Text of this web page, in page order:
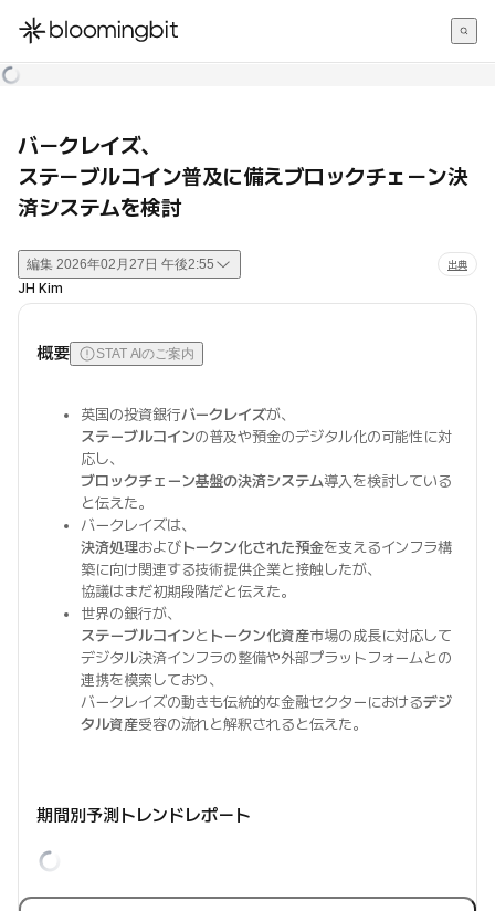
한국어
バークレイズ、
ステーブルコイン普及に備えブロックチェーン決
済システムを検討
編集 2026年02月27日 午後2:55 出典
JH Kim
概要 STAT AIのご案内
英国の投資銀行バークレイズが、
ステーブルコインの普及や預金のデジタル化の可能性に対
応し、
ブロックチェーン基盤の決済システム導入を検討している
と伝えた。
バークレイズは、
決済処理およびトークン化された預金を支えるインフラ構
築に向け関連する技術提供企業と接触したが、
協議はまだ初期段階だと伝えた。
世界の銀行が、
ステーブルコインと トークン化資産市場の成長に対応して
デジタル決済インフラの整備や外部プラットフォームとの
連携を模索しており、
バークレイズの動きも伝統的な金融セクターにおけるデジ
タル資産受容の流れと解釈されると伝えた。
期間別予測トレンドレポート